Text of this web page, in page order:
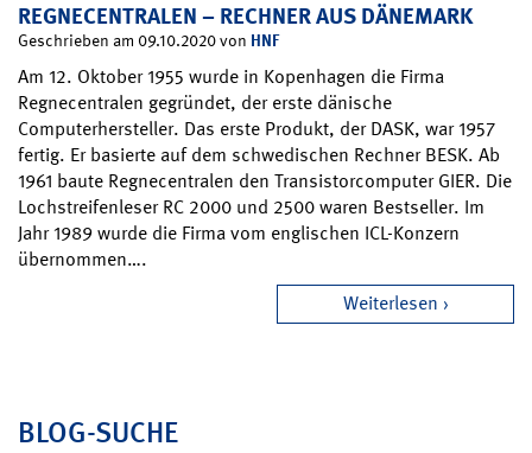
REGNECENTRALEN – RECHNER AUS DÄNEMARK
Geschrieben am 09.10.2020 von HNF
Am 12. Oktober 1955 wurde in Kopenhagen die Firma
Regnecentralen gegründet, der erste dänische
Computerhersteller. Das erste Produkt, der DASK, war 1957
fertig. Er basierte auf dem schwedischen Rechner BESK. Ab
1961 baute Regnecentralen den Transistorcomputer GIER. Die
Lochstreifenleser RC 2000 und 2500 waren Bestseller. Im
Jahr 1989 wurde die Firma vom englischen ICL-Konzern
übernommen….
Weiterlesen
BLOG-SUCHE